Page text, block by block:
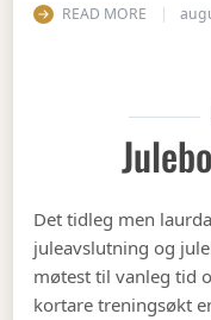
READ MORE
Det tidleg men
juleavslutning og
møtest til vanleg tid
kortare treningsøkt